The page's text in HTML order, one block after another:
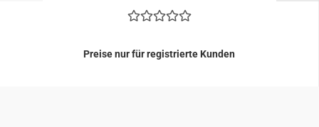
Preise nur für registrierte Kunden